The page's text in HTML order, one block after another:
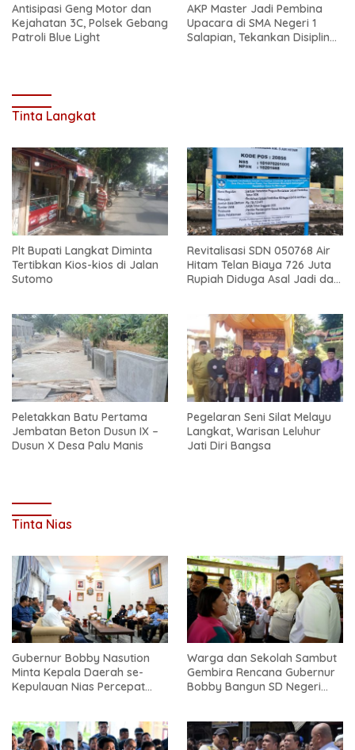
Antisipasi Geng Motor dan
Kejahatan 3C, Polsek Gebang
Patroli Blue Light
AKP Master Jadi Pembina
Upacara di SMA Negeri 1
Salapian, Tekankan Disiplin
Tinta Langkat
Plt Bupati Langkat Diminta
Tertibkan Kios-kios di Jalan
Sutomo
Revitalisasi SDN 050768 Air
Hitam Telan Biaya 726 Juta
Rupiah Diduga Asal Jadi dan
Peletakkan Batu Pertama
Jembatan Beton Dusun IX –
Dusun X Desa Palu Manis
Pegelaran Seni Silat Melayu
Langkat, Warisan Leluhur
Jati Diri Bangsa
Tinta Nias
Gubernur Bobby Nasution
Minta Kepala Daerah se-
Kepulauan Nias Percepat
Warga dan Sekolah Sambut
Gembira Rencana Gubernur
Bobby Bangun SD Negeri